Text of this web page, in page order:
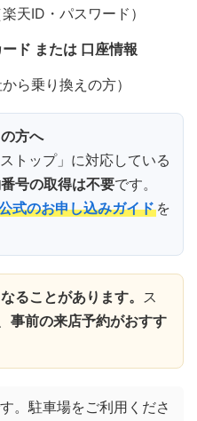
楽天ID・パスワード）
ド または 口座情報
から乗り換えの方）
方へ
トップ」に対応している
号の取得は不要です。
式のお申し込みガイド を
ることがあります。 ス
事前の来店予約がおすす
。駐車場をご利用くださ